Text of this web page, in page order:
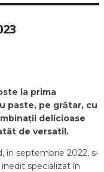
la prima
paste, pe grătar, cu
delicioase
de versatil.
în septembrie 2022, s-
inedit specializat în